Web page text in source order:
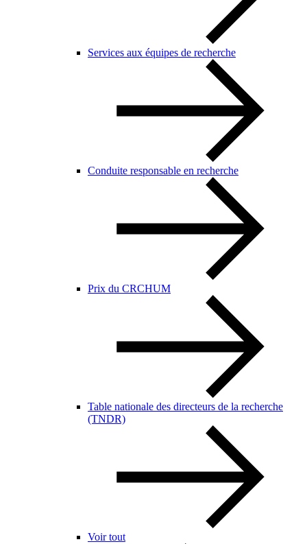
Services aux équipes de recherche
Conduite responsable en recherche
Prix du CRCHUM
Table nationale des directeurs de la recherche
(TNDR)
Voir tout